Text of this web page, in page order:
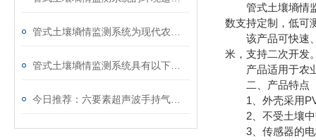
管式土壤墒情监
数支持定制，低可
该产品可快速、
米，支持二次开发
产品适用于农业
二、产品特点
1、外壳采用
2、不受土壤中
3、传感器的电